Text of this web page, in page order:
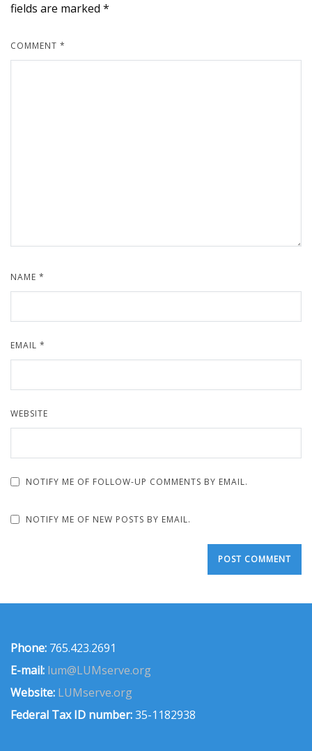
fields are marked *
COMMENT *
NAME *
EMAIL *
WEBSITE
NOTIFY ME OF FOLLOW-UP COMMENTS BY EMAIL.
NOTIFY ME OF NEW POSTS BY EMAIL.
Phone: 765.423.2691
E-mail: lum@LUMserve.org
Website: LUMserve.org
Federal Tax ID number:35-1182938